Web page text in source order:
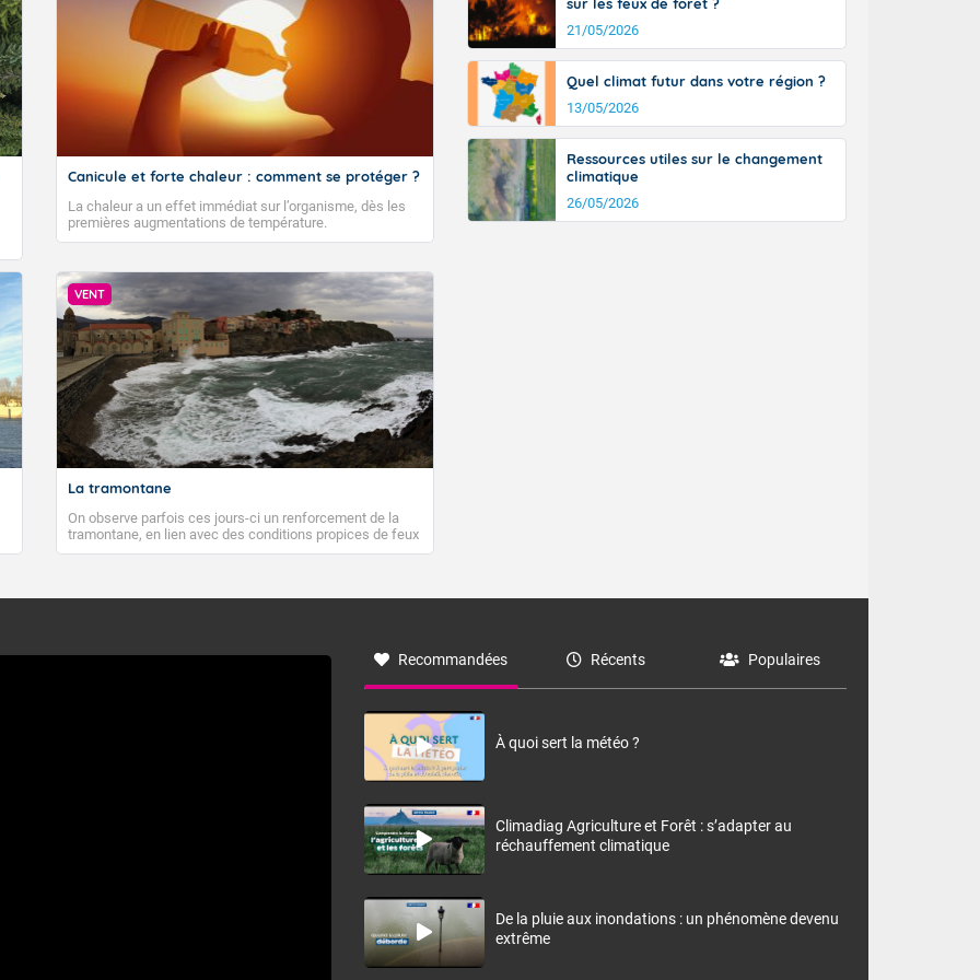
Canicule et forte chaleur : comment se protéger ?
La chaleur a un effet immédiat sur l’organisme, dès les
premières augmentations de température.
VENT
La tramontane
On observe parfois ces jours-ci un renforcement de la
tramontane, en lien avec des conditions propices de feux
de forêt. Mais qu'est-ce que la tramontane ? Quelles sont
à nord-ouest, dans un secteur qui part du Roussillon à la
monts, en allusion aux régions montagneuses d’où
21/05/2026
Quel climat futur dans votre région ?
13/05/2026
Ressources utiles sur le changement
climatique
26/05/2026
Recommandées Récents Populaires
À quoi sert la météo ?
Climadiag Agriculture et Forêt : s’adapter au
réchauffement climatique
De la pluie aux inondations : un phénomène devenu
extrême